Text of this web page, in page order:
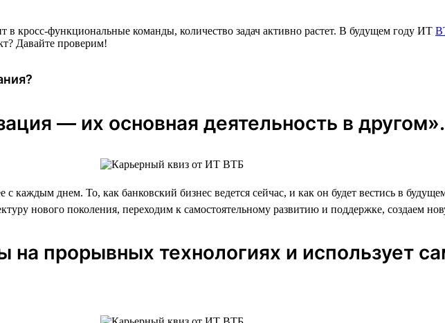
кросс-функциональные команды, количество задач активно растет. В будущем году ИТ
Давайте проверим!
— их основная деятельность в другом».
с каждым днем. То, как банковский бизнес ведется сейчас, и как он будет вестись в
нового поколения, переходим к самостоятельному развитию и поддержке, создаем
на прорывных технологиях и использует